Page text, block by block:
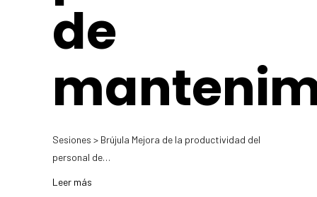
de
Sesiones > Brújula Mejora de la productividad del
personal de…
Leer más